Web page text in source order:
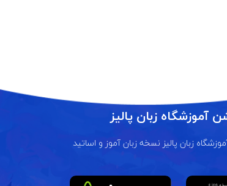
آموزشگاه زبان پالیز
زبان پالیز نسخه زبان آموز و اساتید